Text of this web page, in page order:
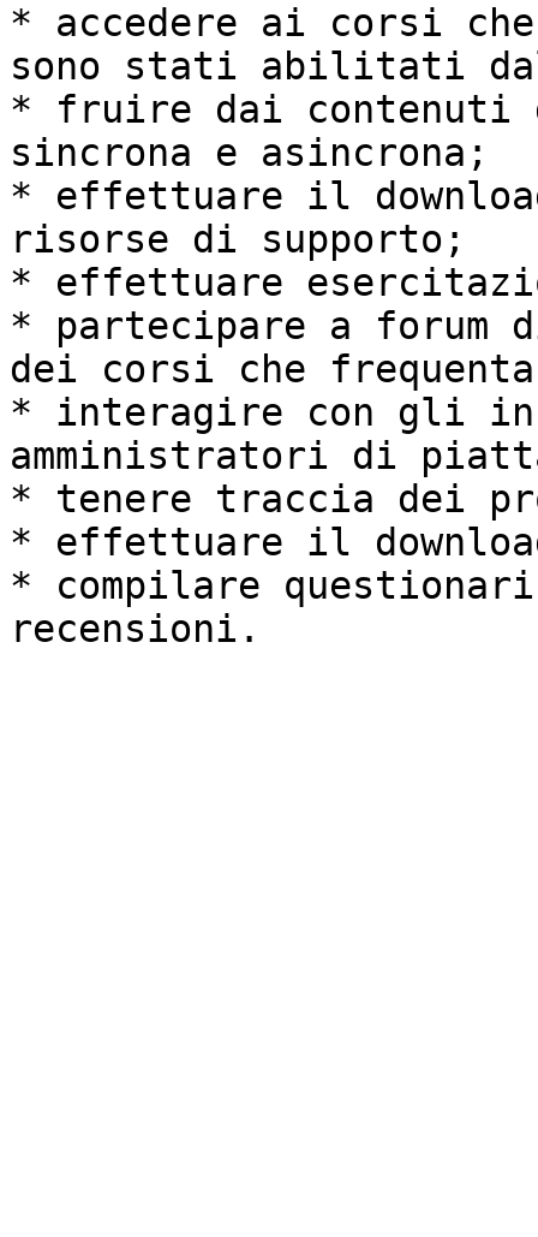
* accedere ai corsi
sono stati abilitati
* fruire dai contenuti
sincrona e asincrona;
* effettuare il
risorse di supporto;
* effettuare
* partecipare a forum
dei corsi che
* interagire con gli
amministratori di
* tenere traccia dei
* effettuare il
* compilare